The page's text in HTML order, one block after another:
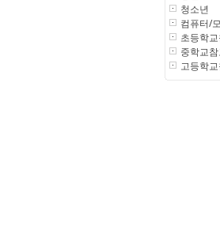
청소년
컴퓨터/
초등학
중학교
고등학